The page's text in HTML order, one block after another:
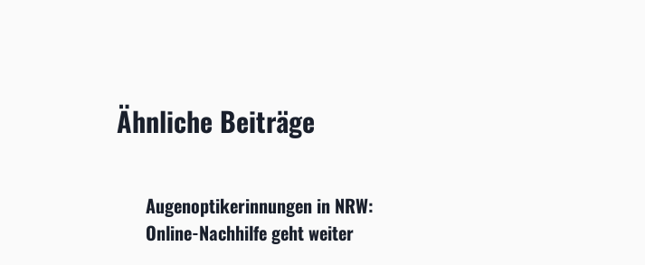
Ähnliche Beiträge
Augenoptikerinnungen in NRW:
Online-Nachhilfe geht weiter